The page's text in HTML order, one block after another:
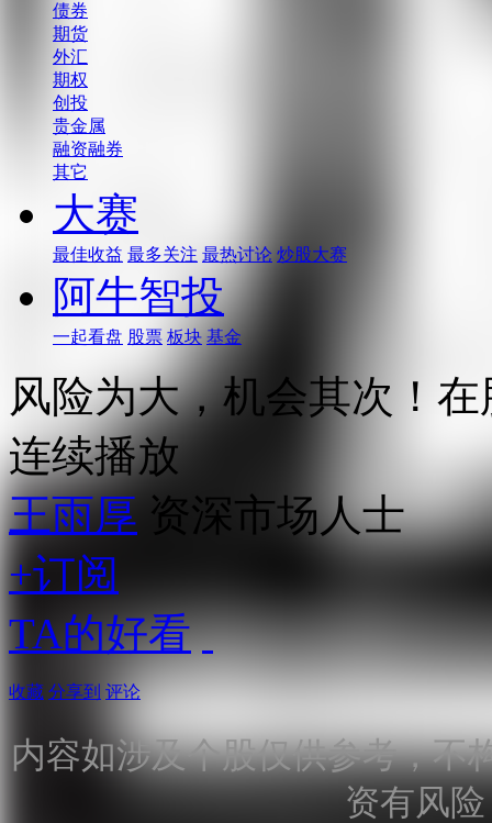
债券
期货
外汇
期权
创投
贵金属
融资融券
其它
大赛
最佳收益 最多关注 最热讨论 炒股大赛
阿牛智投
一起看盘 股票 板块 基金
风险为大，机会其次！
连续播放
王雨厚 资深市场人士
+订阅
TA的好看
收藏 分享到 评论
内容如涉及个股仅供参考，不
资有风